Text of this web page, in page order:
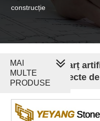
construcție
Tigla de cuarț
pentru proiecte
MAI
MULTE
PRODUSE